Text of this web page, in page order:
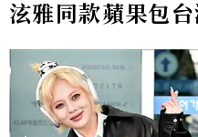
泫雅 同款蘋果包